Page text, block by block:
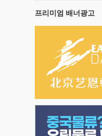
프리미엄 배너광고